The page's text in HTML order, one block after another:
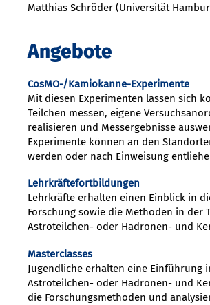
Matthias Schröder (Universität
Angebote
CosMO-/Kamiokanne-Experimente
Mit diesen Experimenten lassen sich
Teilchen messen, eigene
realisieren und Messergebnisse
Experimente können an den
werden oder nach Einweisung
Lehrkräftefortbildungen
Lehrkräfte erhalten einen Einblick in
Forschung sowie die Methoden in der
Astroteilchen- oder Hadronen- und
Masterclasses
Jugendliche erhalten eine Einführung
Astroteilchen- oder Hadronen- und
die Forschungsmethoden und